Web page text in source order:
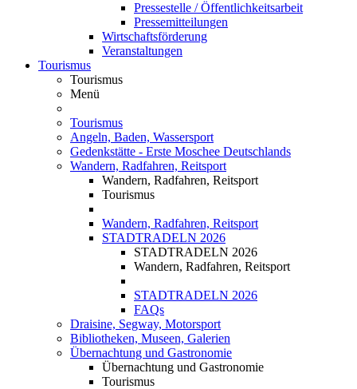
Pressestelle / Öffentlichkeitsarbeit
Pressemitteilungen
Wirtschaftsförderung
Veranstaltungen
Tourismus
Tourismus
Menü
Tourismus
Angeln, Baden, Wassersport
Gedenkstätte - Erste Moschee Deutschlands
Wandern, Radfahren, Reitsport
Wandern, Radfahren, Reitsport
Tourismus
Wandern, Radfahren, Reitsport
STADTRADELN 2026
STADTRADELN 2026
Wandern, Radfahren, Reitsport
STADTRADELN 2026
FAQs
Draisine, Segway, Motorsport
Bibliotheken, Museen, Galerien
Übernachtung und Gastronomie
Übernachtung und Gastronomie
Tourismus